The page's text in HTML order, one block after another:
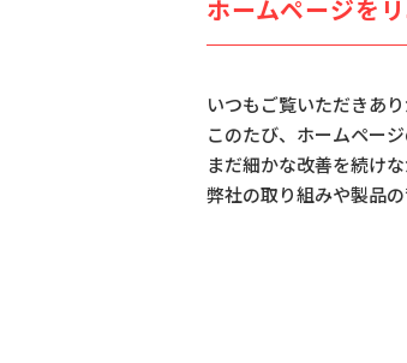
ホームページを
いつもご覧いただきあり
このたび、ホームペー
まだ細かな改善を続け
弊社の取り組みや製品